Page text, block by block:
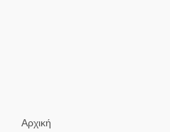
Αρχική